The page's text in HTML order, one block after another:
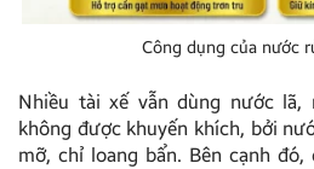
Công dụng của nước
Nhiều tài xế vẫn dùng nước lã,
không được khuyến khích, bởi
mỡ, chỉ loang bẩn. Bên cạnh